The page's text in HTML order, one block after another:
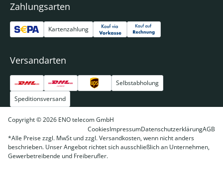
Zahlungsarten
Kartenzahlung
Versandarten
Selbstabholung
Speditionsversand
Copyright © 2026 ENO telecom GmbH
CookiesImpressumDatenschutzerklärungAGB
*Alle Preise zzgl. MwSt und zzgl. Versandkosten, wenn nicht anders
beschrieben. Unser Angebot richtet sich ausschließlich an Unternehmen,
Gewerbetreibende und Freiberufler.